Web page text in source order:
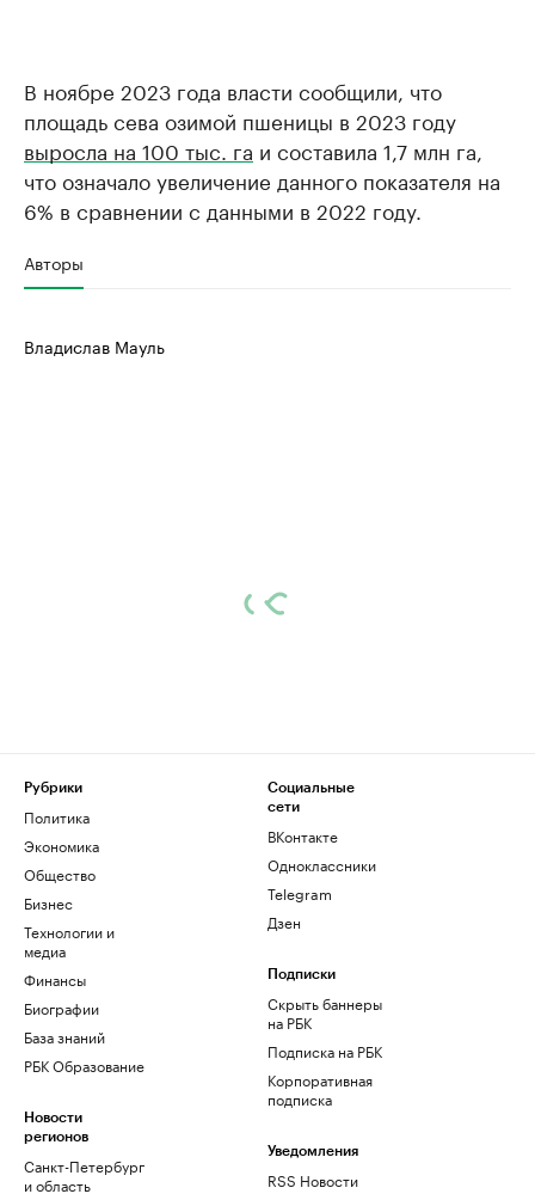
В ноябре 2023 года власти сообщили, что
площадь сева озимой пшеницы в 2023 году
выросла на 100 тыс. га и составила 1,7 млн га,
что означало увеличение данного показателя на
6% в сравнении с данными в 2022 году.
Авторы
Владислав Мауль
Рубрики
Политика
Экономика
Общество
Бизнес
Технологии и
медиа
Финансы
Биографии
База знаний
РБК Образование
Новости
регионов
Санкт-Петербург
и область
Социальные
сети
ВКонтакте
Одноклассники
Telegram
Дзен
Подписки
Скрыть баннеры
на РБК
Подписка на РБК
Корпоративная
подписка
Уведомления
RSS Новости